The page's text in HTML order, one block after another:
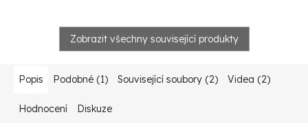
Zobrazit všechny související produkty
Popis Podobné (1) Související soubory (2) Videa (2)
Hodnocení Diskuze